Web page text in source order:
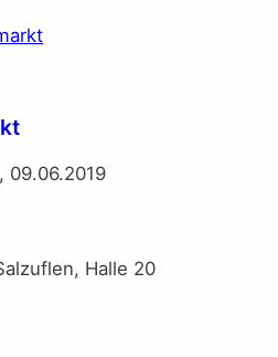
09.06.2019
Halle 20